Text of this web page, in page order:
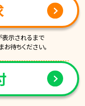
示されるまで
待ちください。